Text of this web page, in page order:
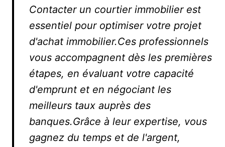
Contacter un courtier immobilier est
essentiel pour optimiser votre projet
d'achat immobilier.Ces professionnels
vous accompagnent dès les premières
étapes, en évaluant votre capacité
d'emprunt et en négociant les
meilleurs taux auprès des
banques.Grâce à leur expertise, vous
gagnez du temps et de l'argent,